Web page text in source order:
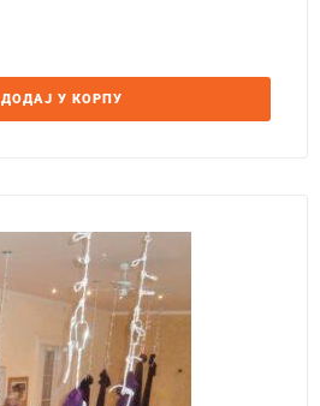
ДОДАЈ У КОРПУ